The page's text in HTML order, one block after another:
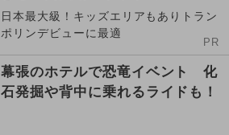
日本最大級！キッズエリアもありトラン
ポリンデビューに最適
PR
幕張のホテルで恐竜イベント 化
石発掘や背中に乗れるライドも！